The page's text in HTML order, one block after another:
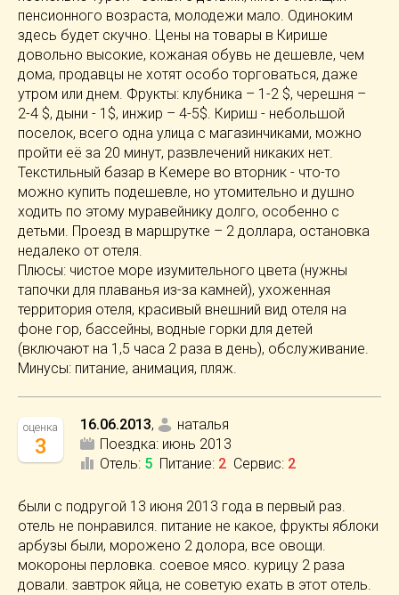
пенсионного возраста, молодежи мало. Одиноким
здесь будет скучно. Цены на товары в Кирише
довольно высокие, кожаная обувь не дешевле, чем
дома, продавцы не хотят особо торговаться, даже
утром или днем. Фрукты: клубника – 1-2 $, черешня –
2-4 $, дыни - 1$, инжир – 4-5$. Кириш - небольшой
поселок, всего одна улица с магазинчиками, можно
пройти её за 20 минут, развлечений никаких нет.
Текстильный базар в Кемере во вторник - что-то
можно купить подешевле, но утомительно и душно
ходить по этому муравейнику долго, особенно с
детьми. Проезд в маршрутке – 2 доллара, остановка
недалеко от отеля.
Плюсы: чистое море изумительного цвета (нужны
тапочки для плаванья из-за камней), ухоженная
территория отеля, красивый внешний вид отеля на
фоне гор, бассейны, водные горки для детей
(включают на 1,5 часа 2 раза в день), обслуживание.
Минусы: питание, анимация, пляж.
оценка
3
16.06.2013,
наталья
Поездка: июнь 2013
Отель: 5 Питание: 2 Сервис: 2
были с подругой 13 июня 2013 года в первый раз.
отель не понравился. питание не какое, фрукты яблоки
арбузы были, морожено 2 долора, все овощи.
мокороны перловка. соевое мясо. курицу 2 раза
довали. завтрок яйца, не советую ехать в этот отель.